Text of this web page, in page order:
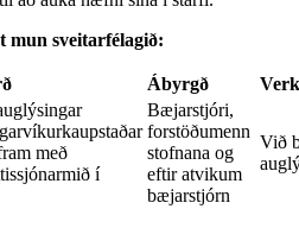
sveitarfélagið:
Ábyrgð
með
í
Bæjarstjóri,
forstöðumenn
stofnana og
eftir atvikum
bæjarstjórn
Við